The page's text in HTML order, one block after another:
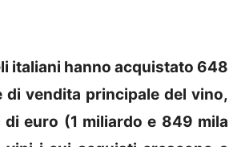
italiani hanno acquistato 648
vendita principale del vino,
euro (1 miliardo e 849 mila